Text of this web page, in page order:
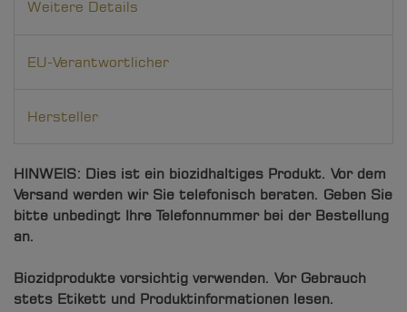
Weitere Details
EU-Verantwortlicher
Hersteller
HINWEIS: Dies ist ein biozidhaltiges Produkt. Vor dem
Versand werden wir Sie telefonisch beraten. Geben Sie
bitte unbedingt Ihre Telefonnummer bei der Bestellung
an.
Biozidprodukte vorsichtig verwenden. Vor Gebrauch
stets Etikett und Produktinformationen lesen.